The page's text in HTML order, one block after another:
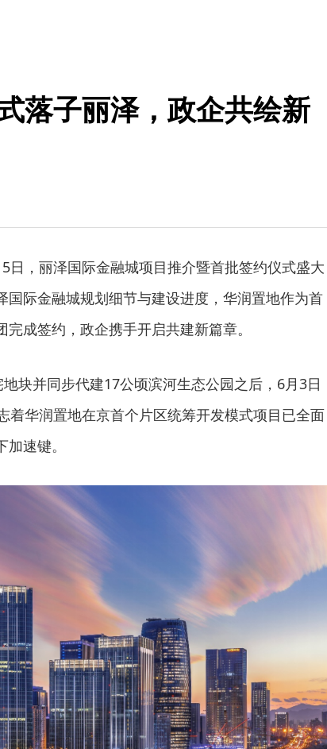
落子丽泽，政企共绘新
日，丽泽国际金融城项目推介暨首批签约仪式盛大
国际金融城规划细节与建设进度，华润置地作为首
成签约，政企携手开启共建新篇章。
块并同步代建17公顷滨河生态公园之后，6月3日
着华润置地在京首个片区统筹开发模式项目已全面
速键。